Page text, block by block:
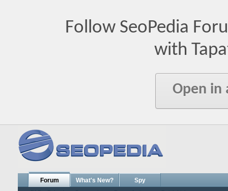
Follow SeoPedia
with
Open in
Forum What's New? Spy